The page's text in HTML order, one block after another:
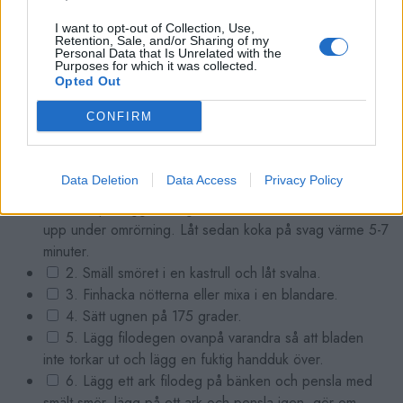
I want to opt-out of Collection, Use,
Retention, Sale, and/or Sharing of my
Personal Data that Is Unrelated with the
Purposes for which it was collected.
Opted Out
CONFIRM
Data Deletion Data Access Privacy Policy
Citronsaft av 1/2 citron + skal
1 kanelstång
1 tsk vaniljsocker
FYLLNING
Ca 3 dl finhackade valnötter
GÖR SÅ HÄR
1.Sirap: Lägg alla ingredienser i en kastrull och koka
upp under omrörning. Låt sedan koka på svag värme 5-7
minuter.
2. Smäll smöret i en kastrull och låt svalna.
3. Finhacka nötterna eller mixa i en blandare.
4. Sätt ugnen på 175 grader.
5. Lägg filodegen ovanpå varandra så att bladen
inte torkar ut och lägg en fuktig handduk över.
6. Lägg ett ark filodeg på bänken och pensla med